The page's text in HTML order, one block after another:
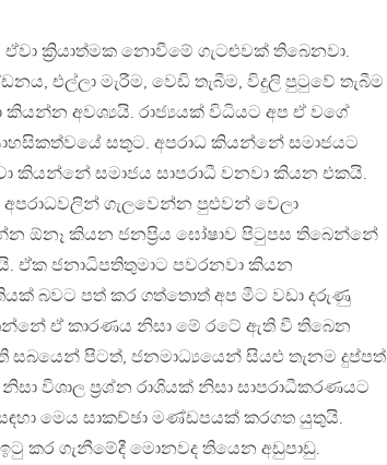
ක්‍රියාත්මක නොවීමේ ගැටළුවක් තිබෙනවා.
එල්ලා මැරීම, වෙඩි තැබීම, විදුලි පුටුවේ තැබීම
අවශ්‍යයි. රාජ්‍යයක් විධියට අප ඒ වගේ
සතුට. අපරාධ කියන්නේ සමාජයට
කියන්නේ සමාජය සාපරාධී වනවා කියන එකයි.
ගැලවෙන්න පුළුවන් වෙලා
ඕනෑ කියන ජනප්‍රිය ඝෝෂාව පිටුපස තිබෙන්නේ
ඒක ජනාධිපතිතුමාට පවරනවා කියන
බවට පත් කර ගත්තොත් අප මීට වඩා දරුණු
ඒ කාරණය නිසා මේ රටේ ඇති වී තිබෙන
සබයෙන් පිටත්, ජනමාධ්‍යයෙන් සියළු තැනම දුප්පත්
විශාල ප්‍රශ්න රාශියක් නිසා සාපරාධීකරණයට
මෙය සාකච්ඡා මණ්ඩපයක් කරගත යුතුයි.
කර ගැනීමේදී මොනවද තියෙන අඩුපාඩු.